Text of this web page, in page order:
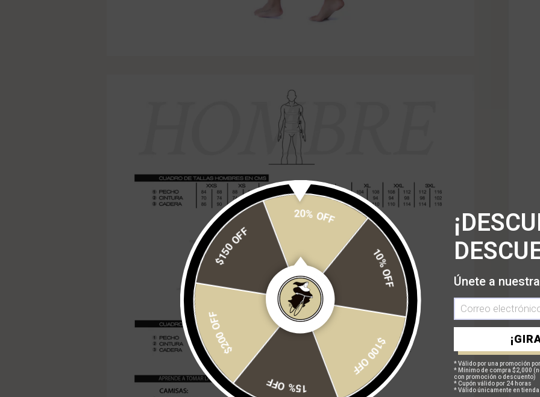
20% OFF
10% OFF
$100 OFF
15% OFF
$200 OFF
$150 OFF Únete a
* Válido por una promoción
* Mínimo de compra $2,000
con promoción o descuento)
* Cupón válido por 24 horas
* Válido únicamente en